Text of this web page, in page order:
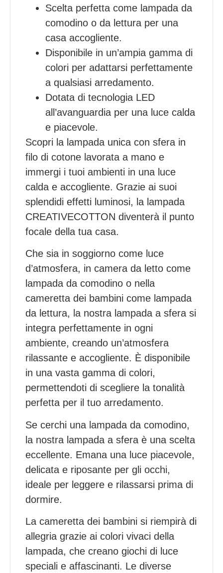
Scelta perfetta come lampada da
comodino o da lettura per una
casa accogliente.
Disponibile in un’ampia gamma di
colori per adattarsi perfettamente
a qualsiasi arredamento.
Dotata di tecnologia LED
all’avanguardia per una luce calda
e piacevole.
Scopri la lampada unica con sfera in
filo di cotone lavorata a mano e
immergi i tuoi ambienti in una luce
calda e accogliente. Grazie ai suoi
splendidi effetti luminosi, la lampada
CREATIVECOTTON diventerà il punto
focale della tua casa.
Che sia in soggiorno come luce
d’atmosfera, in camera da letto come
lampada da comodino o nella
cameretta dei bambini come lampada
da lettura, la nostra lampada a sfera si
integra perfettamente in ogni
ambiente, creando un’atmosfera
rilassante e accogliente. È disponibile
in una vasta gamma di colori,
permettendoti di scegliere la tonalità
perfetta per il tuo arredamento.
Se cerchi una lampada da comodino,
la nostra lampada a sfera è una scelta
eccellente. Emana una luce piacevole,
delicata e riposante per gli occhi,
ideale per leggere e rilassarsi prima di
dormire.
La cameretta dei bambini si riempirà di
allegria grazie ai colori vivaci della
lampada, che creano giochi di luce
speciali e affascinanti. Le diverse